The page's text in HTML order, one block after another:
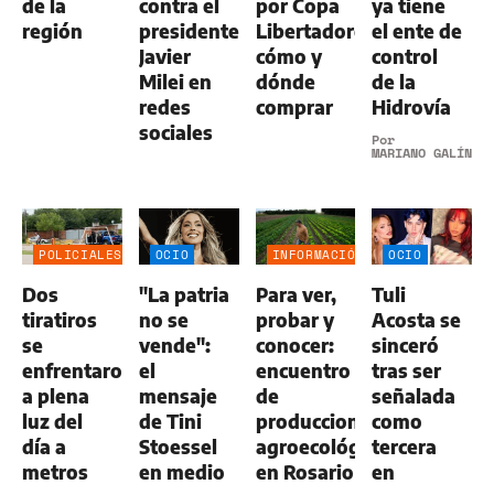
de la
región
contra el
presidente
Javier
Milei en
redes
sociales
por Copa
Libertadores:
cómo y
dónde
comprar
ya tiene
el ente de
control
de la
Hidrovía
Por
MARIANO
POLICIALES
Dos
tiratiros
se
enfrentaron
a plena
luz del
día a
metros
OCIO
"La patria
no se
vende":
el
mensaje
de Tini
Stoessel
en medio
INFORMACIÓN
Para ver,
probar y
conocer:
encuentro
de
producciones
agroecológicas
en Rosario
OCIO
Tuli
Acosta se
sinceró
tras ser
señalada
como
tercera
en